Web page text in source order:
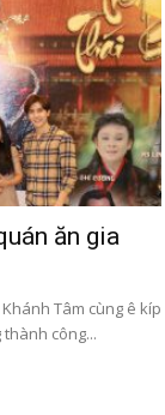
ăn gia
Tâm cùng ê kíp
công...